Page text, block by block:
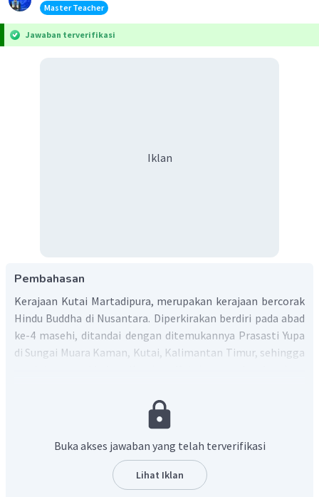
Master Teacher
Jawaban terverifikasi
Iklan
Pembahasan
Kerajaan Kutai Martadipura, merupakan kerajaan bercorak
Hindu Buddha di Nusantara. Diperkirakan berdiri pada abad
ke-4 masehi, ditandai dengan ditemukannya Prasasti Yupa
di Sungai Muara Kaman, Kutai, Kalimantan Timur, sehingga
Adapun bukti yang mendukung kerajaan ini adalah temuan
Prasasti Yupa, di mana isi dari prasasti tersebut
Kundungga yang memiliki putera Asmawarman, dan
Asmawarman memiliki putera bernama Raja Mulawarman.
Terkait penamaan, diduga Raja Kundungga merupakan
Buka akses jawaban yang telah terverifikasi
Lihat Iklan